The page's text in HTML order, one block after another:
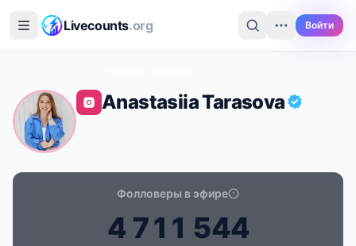
Livecounts.org Войти
Anastasiia Tarasova
Фолловеры в эфире
4 71 1 544